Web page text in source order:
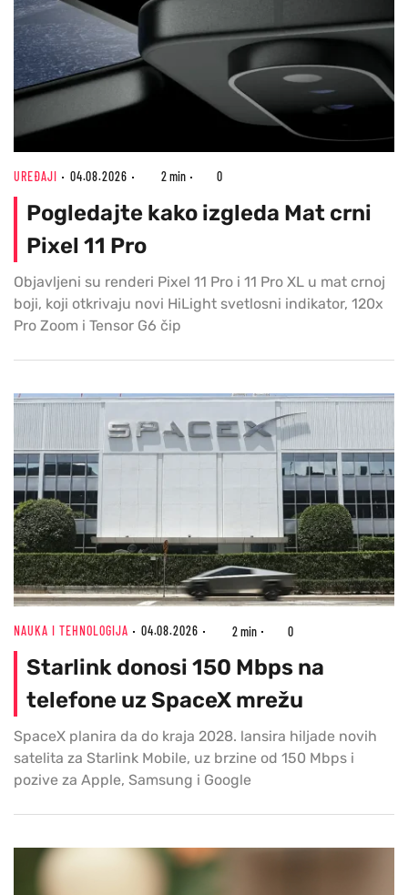
UREĐAJI 04.08.2026 2 min 0
Pogledajte kako izgleda Mat crni
Pixel 11 Pro
Objavljeni su renderi Pixel 11 Pro i 11 Pro XL u mat crnoj
boji, koji otkrivaju novi HiLight svetlosni indikator, 120x
Pro Zoom i Tensor G6 čip
NAUKA I TEHNOLOGIJA 04.08.2026 2 min 0
Starlink donosi 150 Mbps na
telefone uz SpaceX mrežu
SpaceX planira da do kraja 2028. lansira hiljade novih
satelita za Starlink Mobile, uz brzine od 150 Mbps i
pozive za Apple, Samsung i Google